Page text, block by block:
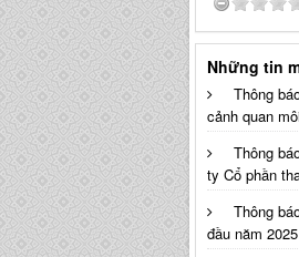
Những tin
Thông
cảnh quan
Thông
ty Cổ phần
Thông
đầu năm 2025